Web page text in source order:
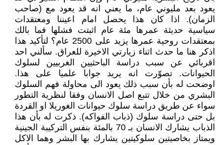
يعود بعد مليوني عام، ما يعني انه قد يعود مع (صاحب
الزمان). اذا كان هذا يحصل امام اعيننا ومعتقدات
سياسية حديثة عمرها مئة عام اثبتت فشلها فما بالك
بمعتقدات روحية عمرها يزيد على 2500 عام؟ لتأكيد هذا
اذكر هنا ما حدث اثناء زيارتي الاخيرة للعراق. سألني احد
اقربائي عن سبب دراسة الباحثيين الغربيين لسلوك
الحيوانات. تصوّرت انه يريد جوابا علميا على هذا.
اوضحت له بأن سبب ذلك يعود الى محاولة فهم السلوك
البشري من خلال تتبع اصل الانسان وفقا لنظرية التطور
سواء عن طريق دراسة سلوك حيوانات الغوريلا او القردة
بل حتى دراسة سلوك (ذباب الفواكه). ذكرت له بأن هذا
الذباب يشارك الانسان بـ 70 بالمئة بنفس التركيبة الجينية
ويمتاز بخاصيتين سلوكيتين يشارك بها البشر وهما الاكل